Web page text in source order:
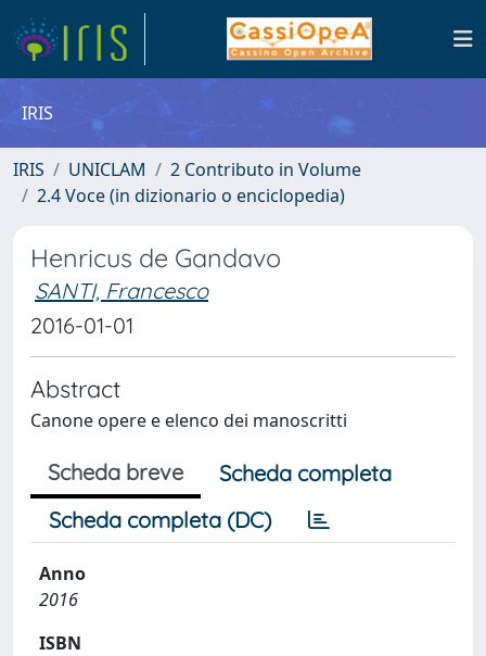
IRIS
IRIS UNICLAM
2 Contributo in Volume
2.4 Voce (in dizionario o enciclopedia)
Henricus de Gandavo
SANTI, Francesco
2016-01-01
Abstract
Canone opere e elenco dei manoscritti
Scheda breve
Scheda completa
Scheda completa (DC)
Anno
2016
ISBN